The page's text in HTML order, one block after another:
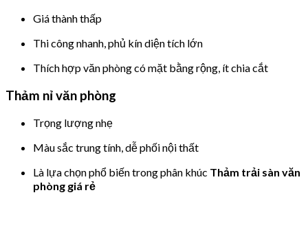
Giá thành thấp
Thi công nhanh, phủ kín diện tích lớn
Thích hợp văn phòng có mặt bằng rộng, ít chia cắt
Thảm nỉ văn phòng
Trọng lượng nhẹ
Màu sắc trung tính, dễ phối nội thất
Là lựa chọn phổ biến trong phân khúc Thảm trải sàn văn
phòng giá rẻ